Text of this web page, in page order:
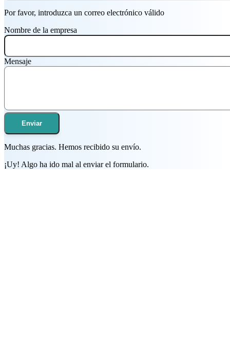
Por favor, introduzca un correo electrónico válido
Nombre de la empresa
Mensaje
Enviar
Muchas gracias. Hemos recibido su envío.
¡Uy! Algo ha ido mal al enviar el formulario.